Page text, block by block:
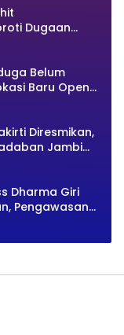
Dugaan
Belum
Baru Open
Diresmikan,
Jambi
Dharma Giri
Pengawasan